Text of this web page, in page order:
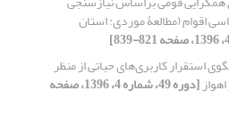
اقوام (مطالعۀ موردی: استان
استقرار کاربری‌های حیاتی از منظر
[دوره 49، شماره 4، 1396، صفحه